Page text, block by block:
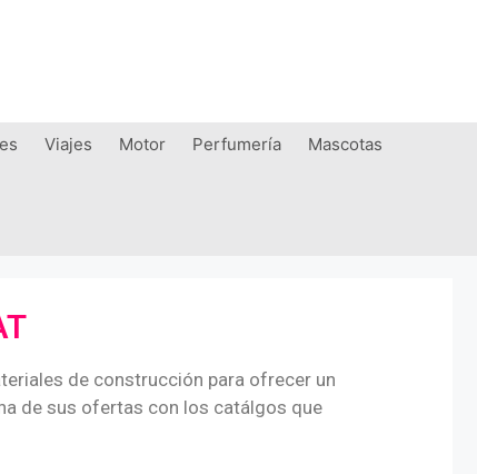
Viajes Motor Perfumería Mascotas
de construcción para ofrecer un
de sus ofertas con los catálgos que